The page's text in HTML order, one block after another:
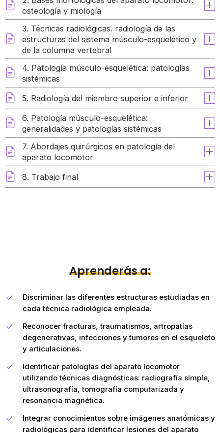
osteología y miología
3. Técnicas radiológicas. radiología de las
estructuras del sistema músculo-esquelético y
de la columna vertebral
4. Patología músculo-esquelética: patologías
sistémicas
5. Radiología del miembro superior e inferior
6. Patología músculo-esquelética:
generalidades y patologías sistémicas
7. Abordajes quirúrgicos en patología del
aparato locomotor
8. Trabajo final
Aprenderás a:
Discriminar las diferentes estructuras estudiadas en
cada técnica radiológica empleada.
Reconocer fracturas, traumatismos, artropatías
degenerativas, infecciones y tumores en el esqueleto
y articulaciones.
Identificar patologías del aparato locomotor
utilizando técnicas diagnósticas: radiografía simple,
ultrasonografía, tomografía computarizada y
resonancia magnética.
Integrar conocimientos sobre imágenes anatómicas y
radiológicas para identificar lesiones del aparato